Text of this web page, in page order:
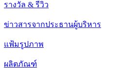
รางวัล & รีวิว
ข่าวสารจากประธานผู้บริหาร
แฟ้มรูปภาพ
ผลิตภัณฑ์